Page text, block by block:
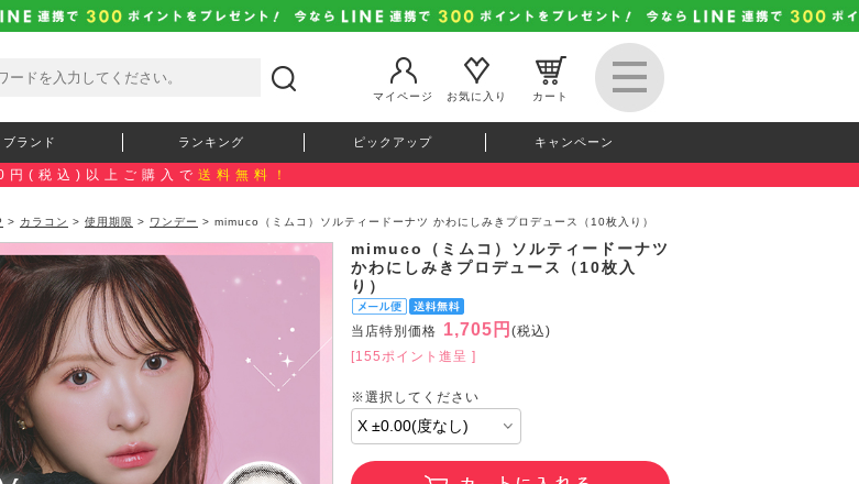
マイページ
お気に入り カート
ブランド ランキング ピックアップ キャンペーン
(税込)以上ご購入で 送料無料！
> カラコン > 使用期限 > ワンデー > mimuco（ミムコ）ソルティードーナツ かわにしみきプロデュース（10枚入り）
mimuco（ミムコ）ソルティードーナツ
かわにしみきプロデュース（10枚入
り）
当店特別価格 1,705円 (税込)
[155ポイント進呈 ]